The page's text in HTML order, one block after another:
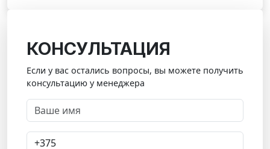
КОНСУЛЬТАЦИЯ
Если у вас остались вопросы, вы можете получить
консультацию у менеджера